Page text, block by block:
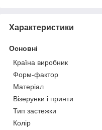
Характеристики
Основні
Країна виробник
Форм-фактор
Матеріал
Візерунки і принти
Тип застежки
Колір